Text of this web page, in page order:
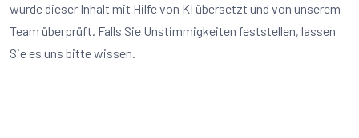
wurde dieser Inhalt mit Hilfe von KI übersetzt und von unserem
Team überprüft. Falls Sie Unstimmigkeiten feststellen, lassen
Sie es uns bitte wissen.